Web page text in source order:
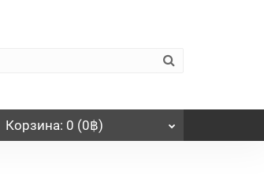
Корзина: 0 (0฿)